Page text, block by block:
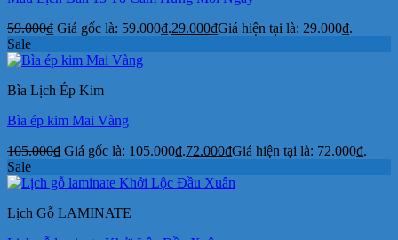
59.000₫ Giá gốc là: 59.000₫.29.000₫Giá hiện tại là: 29.000₫.
Sale
Bìa Lịch Ép Kim
Bìa ép kim Mai Vàng
105.000₫ Giá gốc là: 105.000₫.72.000₫Giá hiện tại là: 72.000₫.
Sale
Lịch Gỗ LAMINATE